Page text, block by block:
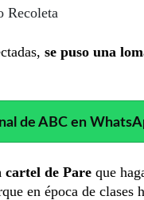
Recoleta
se puso una
de ABC en
cartel de Pare que
en época de clases